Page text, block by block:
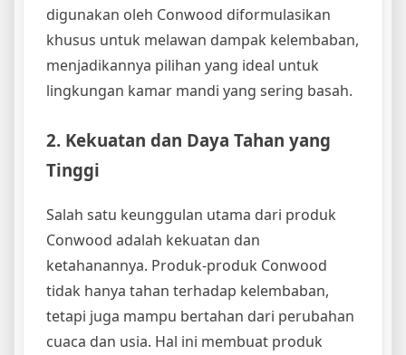
digunakan oleh Conwood diformulasikan
khusus untuk melawan dampak kelembaban,
menjadikannya pilihan yang ideal untuk
lingkungan kamar mandi yang sering basah.
2. Kekuatan dan Daya Tahan yang
Tinggi
Salah satu keunggulan utama dari produk
Conwood adalah kekuatan dan
ketahanannya. Produk-produk Conwood
tidak hanya tahan terhadap kelembaban,
tetapi juga mampu bertahan dari perubahan
cuaca dan usia. Hal ini membuat produk